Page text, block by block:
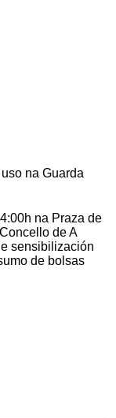
na Guarda
na Praza de
de A
sensibilización
de bolsas